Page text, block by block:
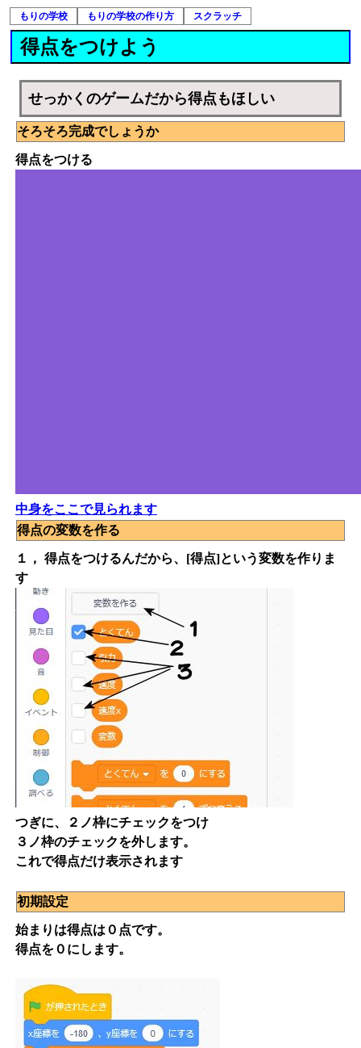
もりの学校 もりの学校の作り方 スクラッチ
得点をつけよう
せっかくのゲームだから得点もほしい
そろそろ完成でしょうか
得点をつける
中身をここで見られます
得点の変数を作る
１， 得点をつけるんだから、[得点]という変数を作りま
す
つぎに、２ノ枠にチェックをつけ
３ノ枠のチェックを外します。
これで得点だけ表示されます
初期設定
始まりは得点は０点です。
得点を０にします。